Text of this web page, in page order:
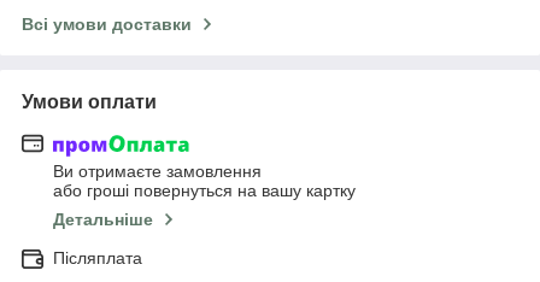
Всі умови доставки
Умови оплати
Ви отримаєте замовлення
або гроші повернуться на вашу картку
Детальніше
Післяплата